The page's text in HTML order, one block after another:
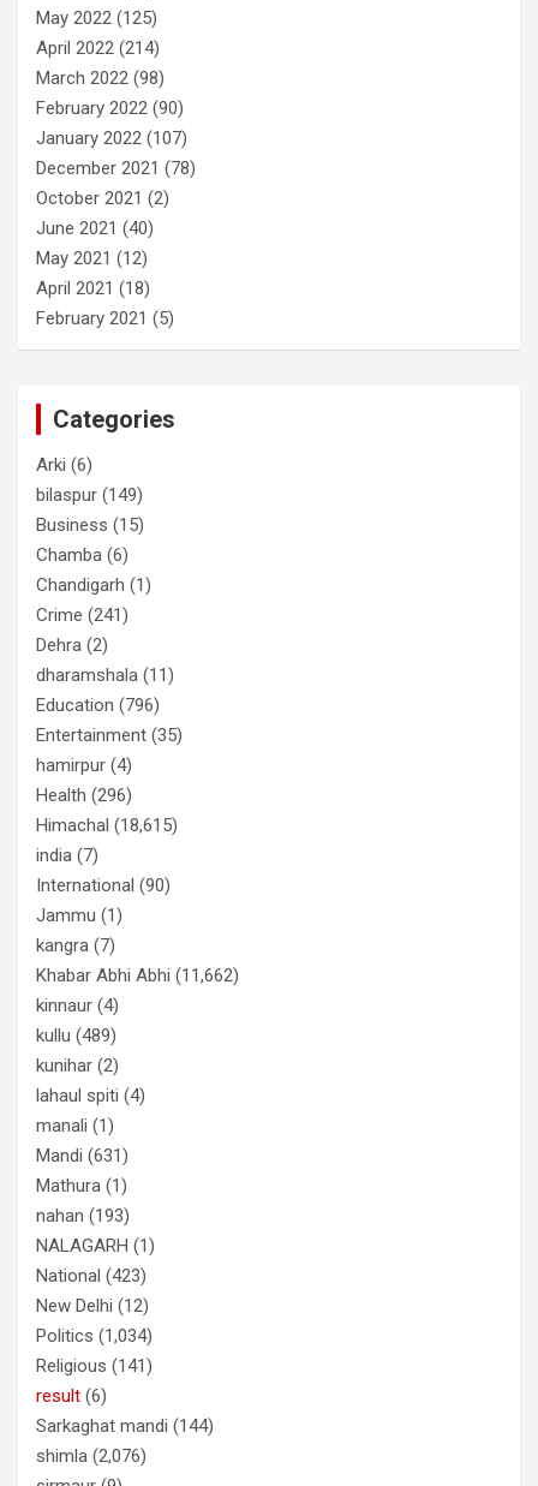
May 2022 (125)
April 2022 (214)
March 2022 (98)
February 2022 (90)
January 2022 (107)
December 2021 (78)
October 2021 (2)
June 2021 (40)
May 2021 (12)
April 2021 (18)
February 2021 (5)
Categories
Arki (6)
bilaspur (149)
Business (15)
Chamba (6)
Chandigarh (1)
Crime (241)
Dehra (2)
dharamshala (11)
Education (796)
Entertainment (35)
hamirpur (4)
Health (296)
Himachal (18,615)
india (7)
International (90)
Jammu (1)
kangra (7)
Khabar Abhi Abhi (11,662)
kinnaur (4)
kullu (489)
kunihar (2)
lahaul spiti (4)
manali (1)
Mandi (631)
Mathura (1)
nahan (193)
NALAGARH (1)
National (423)
New Delhi (12)
Politics (1,034)
Religious (141)
result (6)
Sarkaghat mandi (144)
shimla (2,076)